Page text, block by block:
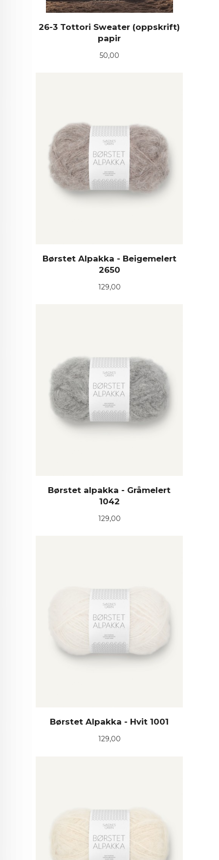
26-3 Tottori Sweater (oppskrift)
papir
Pris
50,00
Børstet Alpakka - Beigemelert
2650
Pris
129,00
Børstet alpakka - Gråmelert
1042
Pris
129,00
Børstet Alpakka - Hvit 1001
Pris
129,00